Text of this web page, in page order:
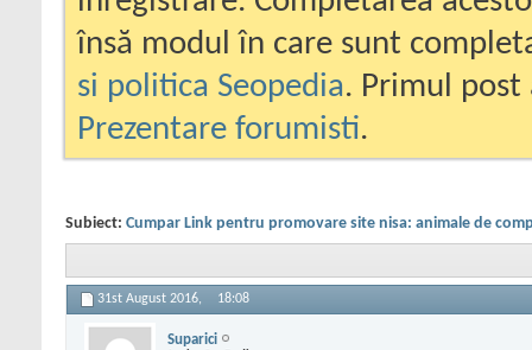
însă modul în care sunt
si politica Seopedia. Primul
Prezentare forumisti.
Subiect: Cumpar Link pentru promovare site nisa: animale de
31st August 2016, 18:08
Suparici